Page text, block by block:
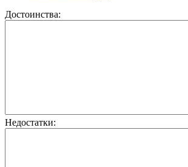
Достоинства:
Недостатки: